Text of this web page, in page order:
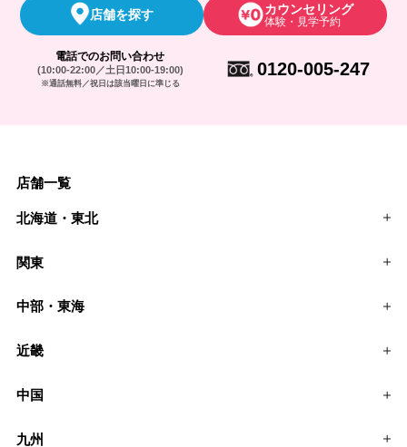
店舗を探す カウンセリング
体験・見学予約
電話でのお問い合わせ
(10:00-22:00／土日10:00-19:00)
※通話無料／祝日は該当曜日に準じる
0120-005-247
店舗一覧
北海道・東北
関東
中部・東海
近畿
中国
九州